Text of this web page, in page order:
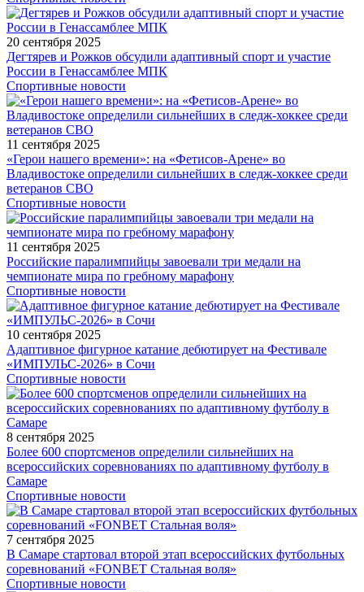
20 сентября 2025
Дегтярев и Рожков обсудили адаптивный спорт и участие
России в Генассамблее МПК
Спортивные новости
11 сентября 2025
«Герои нашего времени»: на «Фетисов-Арене» во
Владивостоке определили сильнейших в следж-хоккее среди
ветеранов СВО
Спортивные новости
11 сентября 2025
Российские паралимпийцы завоевали три медали на
чемпионате мира по гребному марафону
Спортивные новости
10 сентября 2025
Адаптивное фигурное катание дебютирует на Фестивале
«ИМПУЛЬС-2026» в Сочи
Спортивные новости
8 сентября 2025
Более 600 спортсменов определили сильнейших на
всероссийских соревнованиях по адаптивному футболу в
Самаре
Спортивные новости
7 сентября 2025
В Самаре стартовал второй этап всероссийских футбольных
соревнований «FONBET Стальная воля»
Спортивные новости